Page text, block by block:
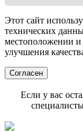
Этот сайт
технических
местоположении и
улучшения
Согласен
Если у вас